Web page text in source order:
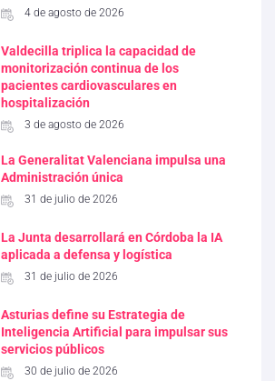
4 de agosto de 2026
Valdecilla triplica la capacidad de
monitorización continua de los
pacientes cardiovasculares en
hospitalización
3 de agosto de 2026
La Generalitat Valenciana impulsa una
Administración única
31 de julio de 2026
La Junta desarrollará en Córdoba la IA
aplicada a defensa y logística
31 de julio de 2026
Asturias define su Estrategia de
Inteligencia Artificial para impulsar sus
servicios públicos
30 de julio de 2026